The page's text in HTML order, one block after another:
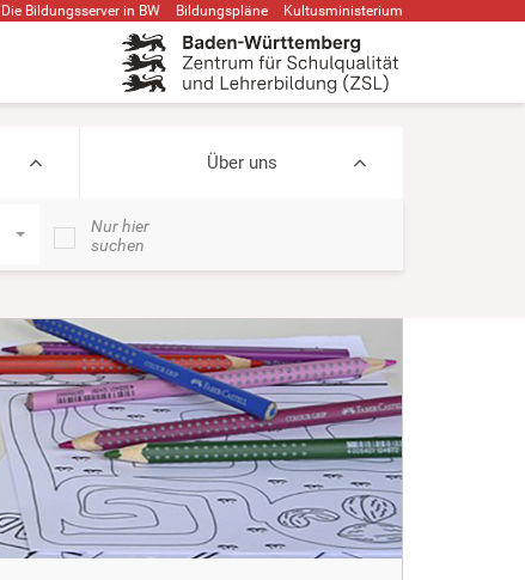
Die Bildungsserver in BW Bildungspläne Kultusministerium
Über uns
Nur hier
suchen